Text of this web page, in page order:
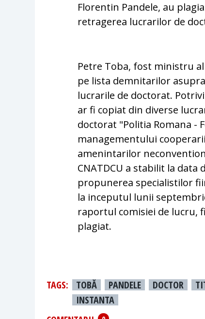
Florentin Pandele, au
retragerea lucrarilor de
Petre Toba, fost ministru
pe lista demnitarilor
lucrarile de doctorat.
ar fi copiat din diverse
doctorat "Politia Romana -
managementului
amenintarilor
CNATDCU a stabilit la
propunerea specialistilor
la inceputul lunii
raportul comisiei de lucru,
plagiat.
TAGS: TOBĂ PANDELE DOCTOR
INSTANTA